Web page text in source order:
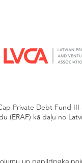
Private Debt Fund III
(ERAF) kā daļu no